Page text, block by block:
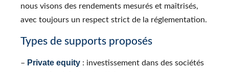
nous visons des rendements mesurés et maîtrisés,
avec toujours un respect strict de la réglementation.
Types de supports proposés
– Private equity : investissement dans des sociétés